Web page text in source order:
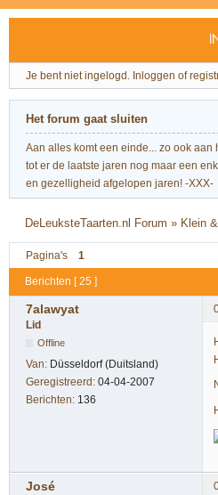
Je bent niet ingelogd. Inloggen of
Het forum gaat sluiten
Aan alles komt een einde... zo ook
tot er de laatste jaren nog maar een
en gezelligheid afgelopen jaren! -XXX-
DeLeuksteTaarten.nl Forum » Klein
Pagina's 1
Berichten [ 25 ]
7alawyat
Lid
Offline
Van: Düsseldorf (Duitsland)
Geregistreerd: 04-04-2007
Berichten: 136
José